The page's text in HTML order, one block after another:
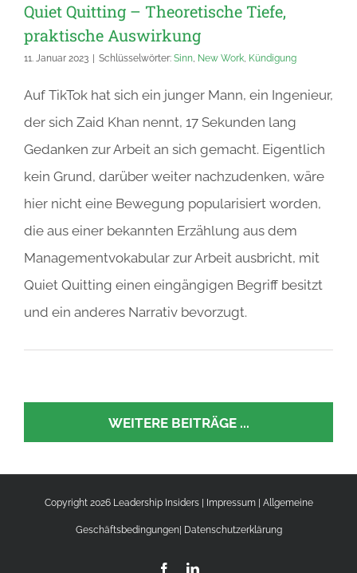
Quiet Quitting – Theoretische Tiefe,
praktische Auswirkung
11. Januar 2023 Schlüsselwörter: Sinn, New Work, Kündigung
Auf TikTok hat sich ein junger Mann, ein Ingenieur,
der sich Zaid Khan nennt, 17 Sekunden lang
Gedanken zur Arbeit an sich gemacht. Eigentlich
kein Grund, darüber weiter nachzudenken, wäre
hier nicht eine Bewegung popularisiert worden,
die aus einer bekannten Erzählung aus dem
Managementvokabular zur Arbeit ausbricht, mit
Quiet Quitting einen eingängigen Begriff besitzt
und ein anderes Narrativ bevorzugt.
WEITERE BEITRÄGE ...
Copyright 2026 Leadership Insiders | Impressum| Allgemeine
Geschäftsbedingungen| Datenschutzerklärung
FacebookLinkedIn